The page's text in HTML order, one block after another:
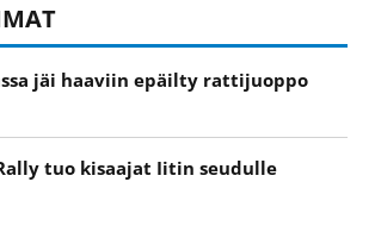
jäi haaviin epäilty rattijuoppo
tuo kisaajat Iitin seudulle